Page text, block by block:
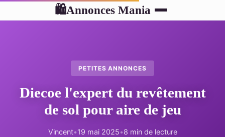
🛍Annonces Mania
PETITES ANNONCES
Diecoe l'expert du revêtement
de sol pour aire de jeu
Vincent•19 mai 2025•8 min de lecture